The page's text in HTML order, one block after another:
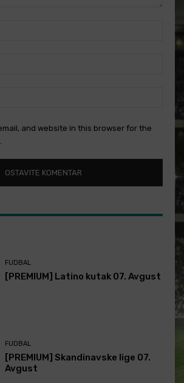
and website in this browser for the
FUDBAL
[PREMIUM] Latino kutak 07. Avgust
FUDBAL
[PREMIUM] Skandinavske lige 07.
Avgust